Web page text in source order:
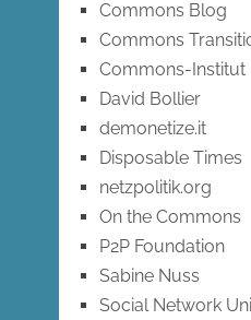
Commons Blog
Commons
Commons-Institut
David Bollier
demonetize.it
Disposable Times
netzpolitik.org
On the Commons
P2P Foundation
Sabine Nuss
Social Network